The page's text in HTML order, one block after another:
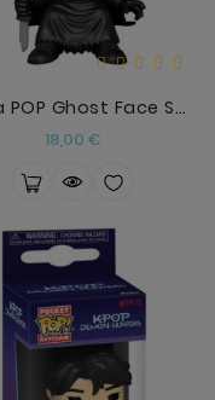
Figura POP Ghost Face SCREAM2
18,00 €Precio